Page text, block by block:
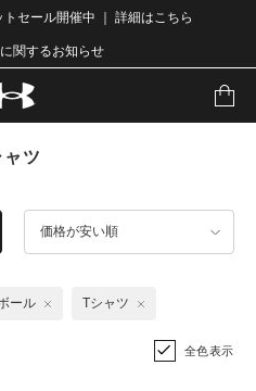
セール開催中 ｜ 詳細はこちら
関するお知らせ
ツ
価格が安い順
ール Tシャツ
全色表示